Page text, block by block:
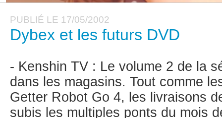
PUBLIÉ LE 17/05/2002
Dybex et les futurs DVD
- Kenshin TV : Le volume 2 de la
dans les magasins. Tout comme
Getter Robot Go 4, les livraisons
subis les multiples ponts du mois